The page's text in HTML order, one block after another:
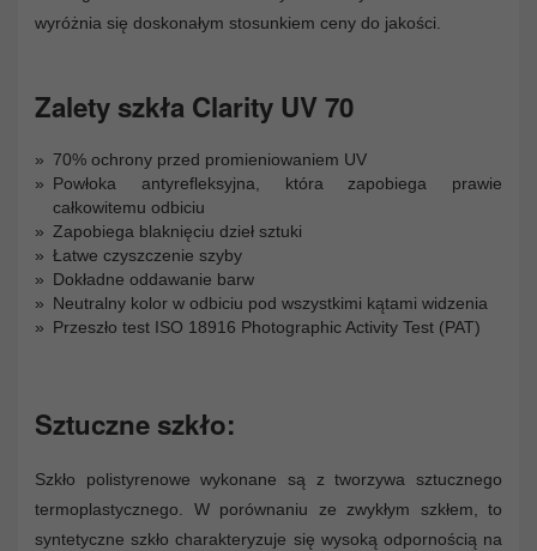
wyróżnia się doskonałym stosunkiem ceny do jakości.
Zalety szkła Clarity UV 70
70% ochrony przed promieniowaniem UV
Powłoka antyrefleksyjna, która zapobiega prawie
całkowitemu odbiciu
Zapobiega blaknięciu dzieł sztuki
Łatwe czyszczenie szyby
Dokładne oddawanie barw
Neutralny kolor w odbiciu pod wszystkimi kątami widzenia
Przeszło test ISO 18916 Photographic Activity Test (PAT)
Sztuczne szkło:
Szkło polistyrenowe wykonane są z tworzywa sztucznego
termoplastycznego. W porównaniu ze zwykłym szkłem, to
syntetyczne szkło charakteryzuje się wysoką odpornością na